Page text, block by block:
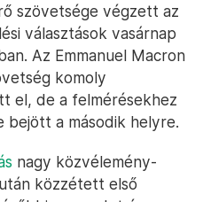
szövetsége végzett az
választások vasárnap
Az Emmanuel Macron
komoly
el, de a felmérésekhez
bejött a második helyre.
nagy közvélemény-
közzétett első